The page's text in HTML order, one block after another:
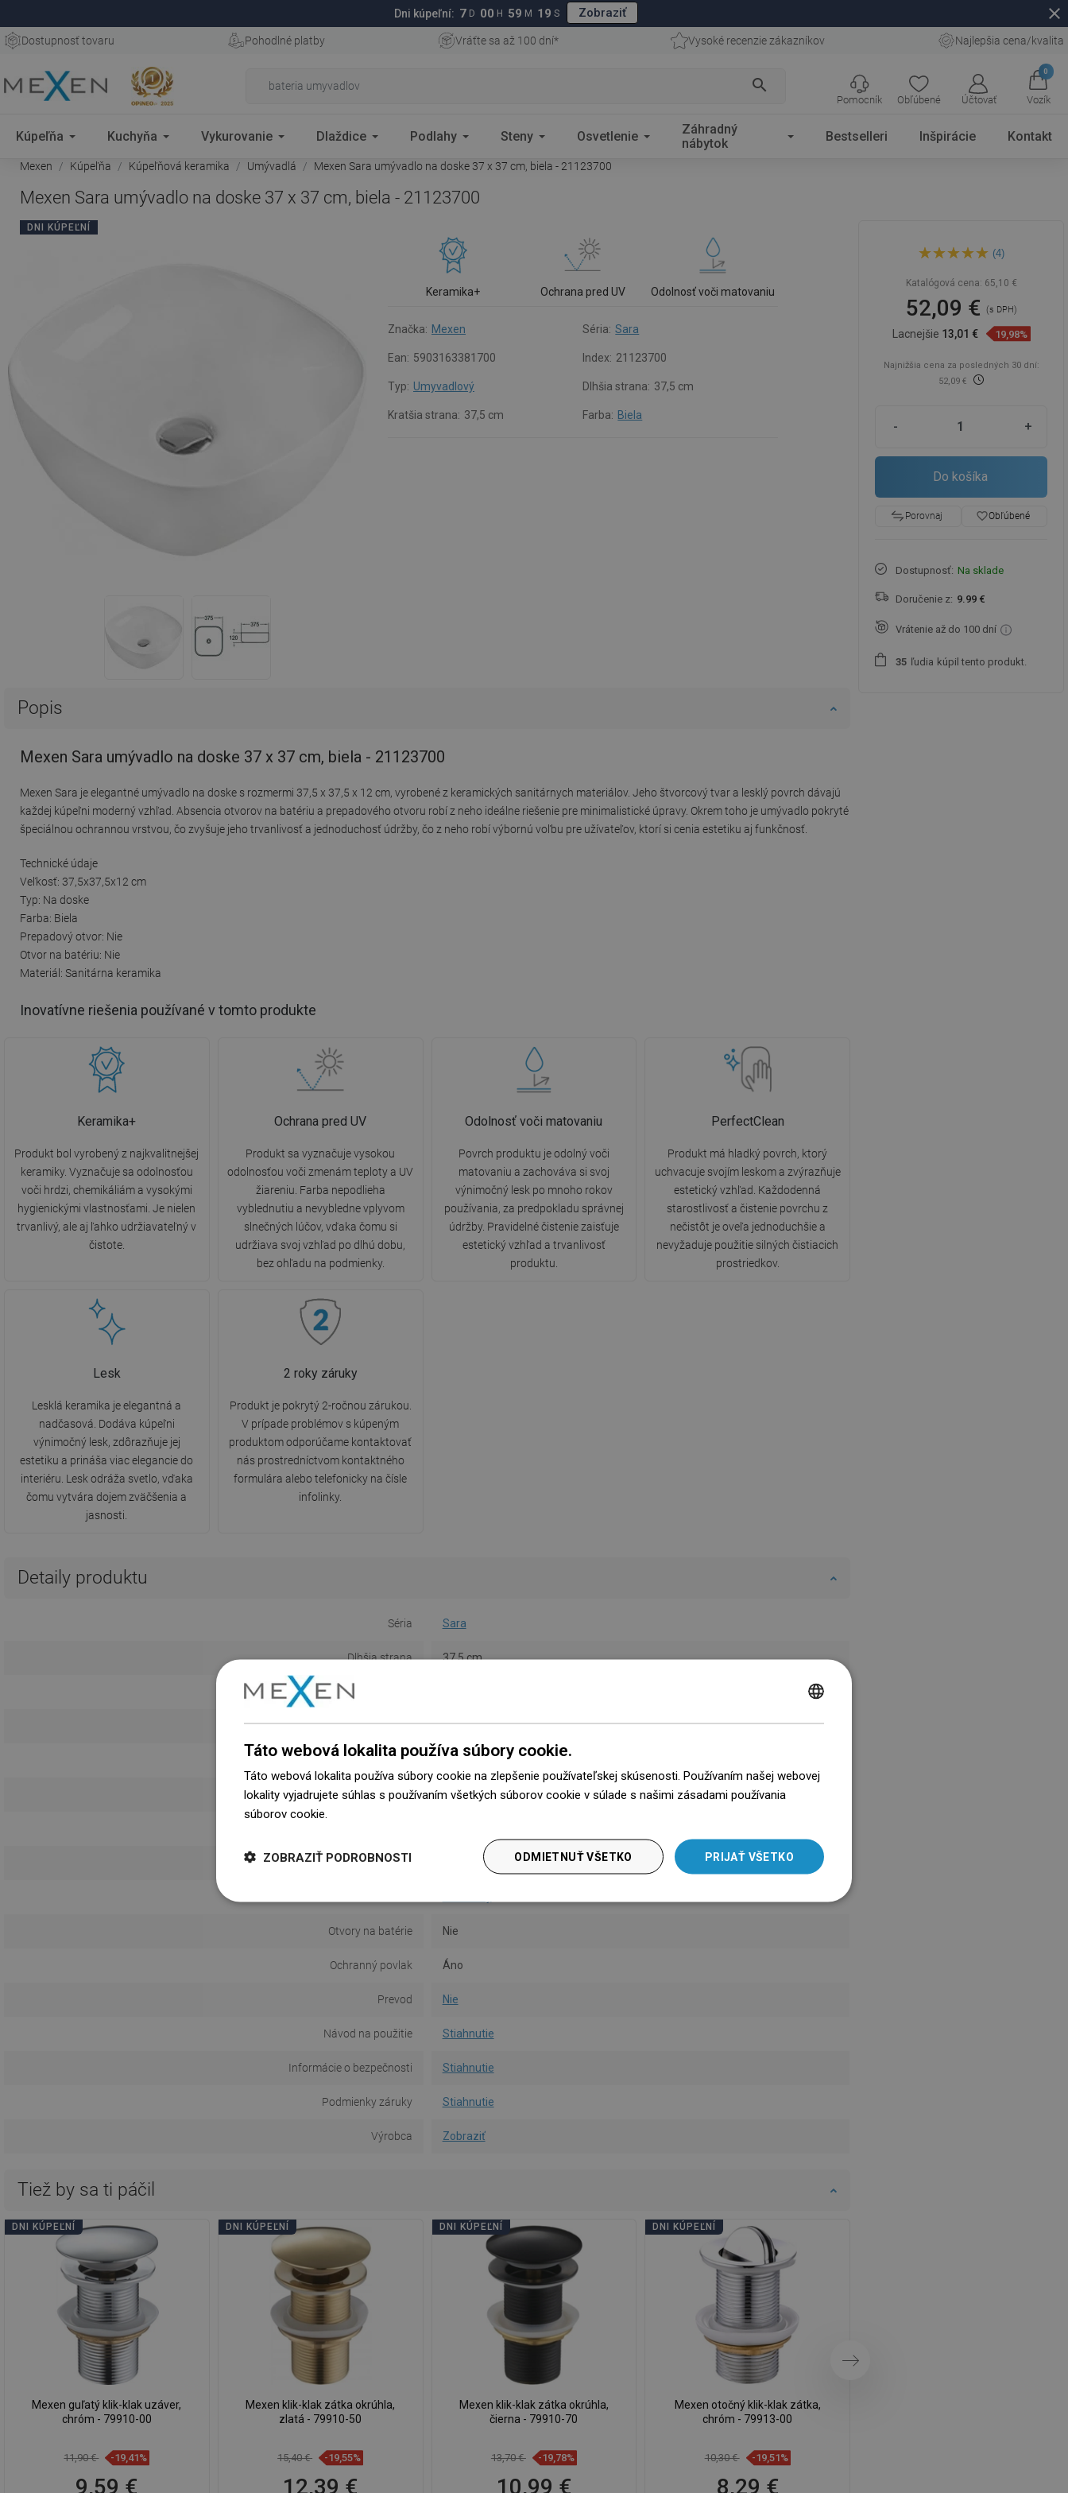
Dni kúpeľní: 7 D 00 H 59 M 18 S Zobraziť close
Dostupnosť tovaru Pohodlné platby Vráťte sa až 100 dní* Vysoké recenzie zákazníkov Najlepšia cena/kvalita
search
Obľúbené Účtovať
0
Vozík
Pomocník
Kúpeľňa Kuchyňa Vykurovanie Dlaždice Podlahy Steny Osvetlenie
Záhradný
nábytok
Bestselleri Inšpirácie Kontakt
Mexen Kúpeľňa Kúpeľňová keramika Umývadlá Mexen Sara umývadlo na doske 37 x 37 cm, biela - 21123700
Mexen Sara umývadlo na doske 37 x 37 cm, biela - 21123700
DNI KÚPEĽNÍ
Keramika+ Ochrana pred UV Odolnosť voči matovaniu
Značka: Mexen Séria: Sara
Ean: 5903163381700 Index: 21123700
Typ: Umyvadlový Dlhšia strana: 37,5 cm
Kratšia strana: 37,5 cm Farba: Biela
Popis
Mexen Sara umývadlo na doske 37 x 37 cm, biela - 21123700
Mexen Sara je elegantné umývadlo na doske s rozmermi 37,5 x 37,5 x 12 cm, vyrobené z keramických sanitárnych materiálov. Jeho štvorcový tvar a lesklý povrch dávajú
každej kúpeľni moderný vzhľad. Absencia otvorov na batériu a prepadového otvoru robí z neho ideálne riešenie pre minimalistické úpravy. Okrem toho je umývadlo pokryté
špeciálnou ochrannou vrstvou, čo zvyšuje jeho trvanlivosť a jednoduchosť údržby, čo z neho robí výbornú voľbu pre užívateľov, ktorí si cenia estetiku aj funkčnosť.
Technické údaje
Veľkosť: 37,5x37,5x12 cm
Typ: Na doske
Farba: Biela
Prepadový otvor: Nie
Otvor na batériu: Nie
Materiál: Sanitárna keramika
Inovatívne riešenia používané v tomto produkte
Keramika+
Produkt bol vyrobený z najkvalitnejšej
keramiky. Vyznačuje sa odolnosťou
voči hrdzi, chemikáliám a vysokými
hygienickými vlastnosťami. Je nielen
trvanlivý, ale aj ľahko udržiavateľný v
čistote.
Ochrana pred UV
Produkt sa vyznačuje vysokou
odolnosťou voči zmenám teploty a UV
žiareniu. Farba nepodlieha
vyblednutiu a nevybledne vplyvom
slnečných lúčov, vďaka čomu si
udržiava svoj vzhľad po dlhú dobu,
bez ohľadu na podmienky.
Odolnosť voči matovaniu
Povrch produktu je odolný voči
matovaniu a zachováva si svoj
výnimočný lesk po mnoho rokov
používania, za predpokladu správnej
údržby. Pravidelné čistenie zaisťuje
estetický vzhľad a trvanlivosť
produktu.
PerfectClean
Produkt má hladký povrch, ktorý
uchvacuje svojím leskom a zvýrazňuje
estetický vzhľad. Každodenná
starostlivosť a čistenie povrchu z
nečistôt je oveľa jednoduchšie a
nevyžaduje použitie silných čistiacich
prostriedkov.
Lesk
Lesklá keramika je elegantná a
nadčasová. Dodáva kúpeľni
výnimočný lesk, zdôrazňuje jej
estetiku a prináša viac elegancie do
interiéru. Lesk odráža svetlo, vďaka
čomu vytvára dojem zväčšenia a
jasnosti.
2 roky záruky
Produkt je pokrytý 2-ročnou zárukou.
V prípade problémov s kúpeným
produktom odporúčame kontaktovať
nás prostredníctvom kontaktného
formulára alebo telefonicky na čísle
infolinky.
Detaily produktu
Séria Sara
Dlhšia strana 37,5 cm
Kratšia strana
Výška 12 cm
Farba Biela
Povrch Lesk
Typ Umyvadlový
Otvory na batérie Nie
Ochranný povlak Áno
Prevod Nie
Návod na použitie Stiahnutie
Informácie o bezpečnosti Stiahnutie
Podmienky záruky Stiahnutie
Výrobca Zobraziť
Tiež by sa ti páčil
DNI KÚPEĽNÍ
Mexen guľatý klik-klak uzáver,
chróm - 79910-00
11,90 € -19,41%
9,59 €
DNI KÚPEĽNÍ
Mexen klik-klak zátka okrúhla,
zlatá - 79910-50
15,40 € -19,55%
12,39 €
DNI KÚPEĽNÍ
Mexen klik-klak zátka okrúhla,
čierna - 79910-70
13,70 € -19,78%
10,99 €
DNI KÚPEĽNÍ
Mexen otočný klik-klak zátka,
chróm - 79913-00
10,30 € -19,51%
8,29 €
Ďalej
doske 37 x 37 cm, biela -
(4)
Katalógová cena: 65,10 €
52,09 € (s DPH)
Lacnejšie 13,01 € 19,98%
Najnižšia cena za posledných 30 dní:
52,09 €
- +
Do košíka
Porovnaj favorite_borderObľúbené
Dostupnosť: Na sklade
Doručenie z: 9.99 €
Vrátenie až do 100 dní
35 ľudia kúpil tento produkt.
LITHUANIAN
ROMANIAN
Táto webová lokalita používa súbory cookie.
Táto webová lokalita používa súbory cookie na zlepšenie používateľskej skúsenosti. Používaním našej webovej
lokality vyjadrujete súhlas s používaním všetkých súborov cookie v súlade s našimi zásadami používania
súborov cookie.
PRIJAŤ VŠETKO
ODMIETNUŤ VŠETKO
ZOBRAZIŤ PODROBNOSTI